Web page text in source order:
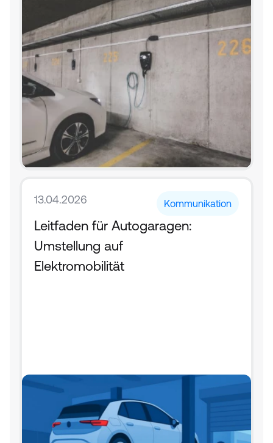
13.04.2026 Kommunikation
Leitfaden für Autogaragen:
Umstellung auf
Elektromobilität